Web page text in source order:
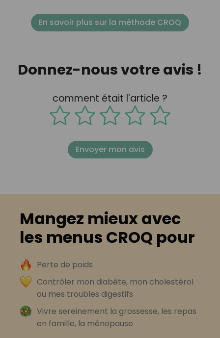
En savoir plus sur la méthode CROQ
Donnez-nous votre avis !
comment était l'article ?
Envoyer mon avis
Mangez mieux avec
les menus CROQ pour
Perte de poids
Contrôler mon diabète, mon cholestérol
ou mes troubles digestifs
Vivre sereinement la grossesse, les repas
en famille, la ménopause